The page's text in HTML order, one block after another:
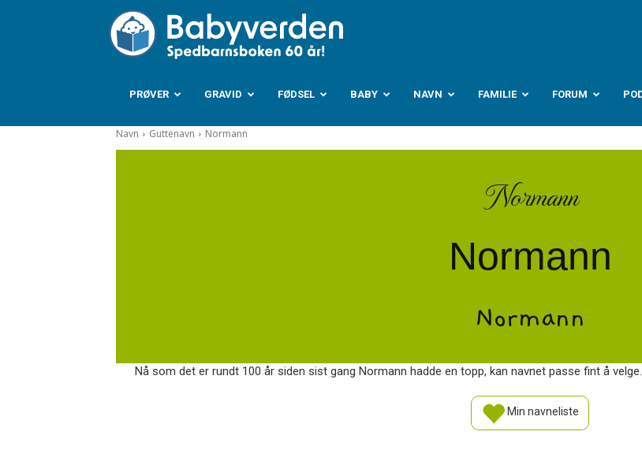
Babyverden.no
PRØVER GRAVID FØDSEL BABY NAVN FAMILIE FORUM
Navn Guttenavn Normann
Normann
Normann
Normann
Nå som det er rundt 100 år siden sist gang Normann hadde en topp, kan navnet passe fint å
Min navneliste